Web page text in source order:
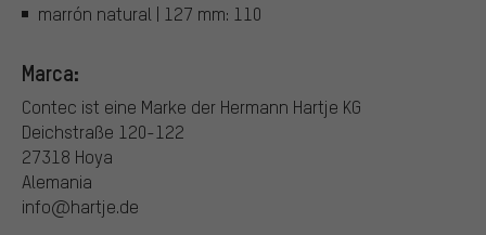
marrón natural | 127 mm: 110
Marca:
Contec ist eine Marke der Hermann Hartje KG
Deichstraße 120-122
27318 Hoya
Alemania
info@hartje.de